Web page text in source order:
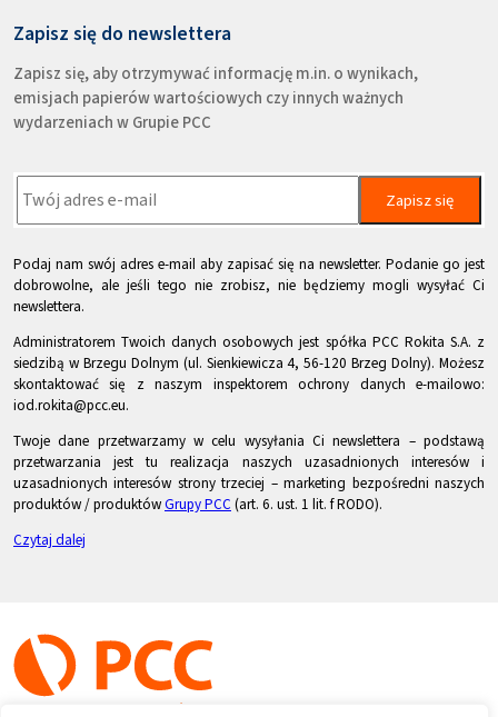
Zapisz się do newslettera
Zapisz się, aby otrzymywać informację m.in. o wynikach,
emisjach papierów wartościowych czy innych ważnych
wydarzeniach w Grupie PCC
Zapisz się
Podaj nam swój adres e-mail aby zapisać się na newsletter. Podanie go jest
dobrowolne, ale jeśli tego nie zrobisz, nie będziemy mogli wysyłać Ci
newslettera.
Administratorem Twoich danych osobowych jest spółka PCC Rokita S.A. z
siedzibą w Brzegu Dolnym (ul. Sienkiewicza 4, 56-120 Brzeg Dolny). Możesz
skontaktować się z naszym inspektorem ochrony danych e-mailowo:
iod.rokita@pcc.eu.
Twoje dane przetwarzamy w celu wysyłania Ci newslettera – podstawą
przetwarzania jest tu realizacja naszych uzasadnionych interesów i
uzasadnionych interesów strony trzeciej – marketing bezpośredni naszych
produktów / produktówGrupy PCC (art. 6. ust. 1 lit. f RODO).
Czytaj dalej